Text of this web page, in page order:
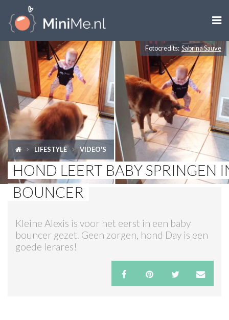

ZWANGER WORDEN
ZWANGER
BABY
PEUTER
KIND
LIFESTYLE
SHOPS
ACTIES & KORTING
Fotocredits: Sabrina Sauve
LIFESTYLE VIDEO'S
HOND LEERT BABY SPRINGEN
BOUNCER
Kleine Alexis is voor het eerst in een baby
bouncer gezet. Geen zorgen, hond Day is een
goede lerares!